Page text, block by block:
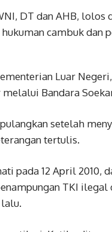
DT dan AHB,
cambuk dan
Luar
Bandara
setelah
tertulis.
pada 12 April 2010,
TKI